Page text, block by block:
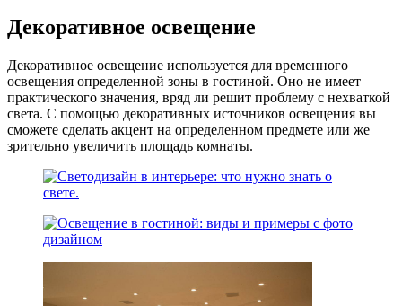
Декоративное освещение
Декоративное освещение используется для временного
освещения определенной зоны в гостиной. Оно не имеет
практического значения, вряд ли решит проблему с нехваткой
света. С помощью декоративных источников освещения вы
сможете сделать акцент на определенном предмете или же
зрительно увеличить площадь комнаты.